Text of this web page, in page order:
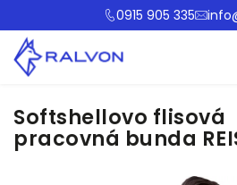
0915 905 335
Softshellovo flisová
pracovná bunda